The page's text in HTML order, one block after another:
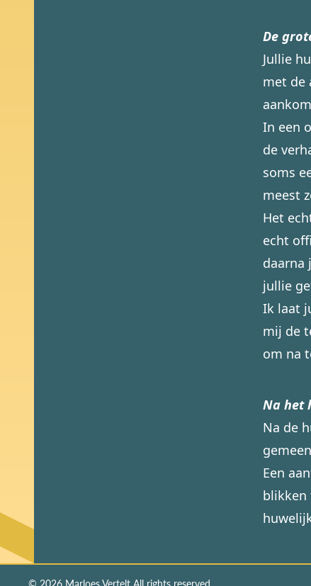
De
Jullie
met de
In een
de
soms
meest
Het
echt
daarna
jullie
Ik laat
mij de
om na
Na het
Na de
Een
blikken
© 2026 Marloes Vertelt All rights reserved.